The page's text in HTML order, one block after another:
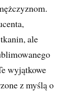
ale
wyjątkowe
z myślą o